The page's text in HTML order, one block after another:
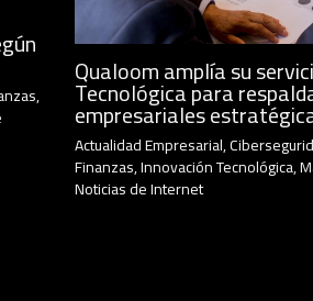
,
Qualoom amplía su
Tecnológica para
empresariales
Actualidad Empresarial,
Finanzas,Innovación Tecnológica,
Noticias de Internet